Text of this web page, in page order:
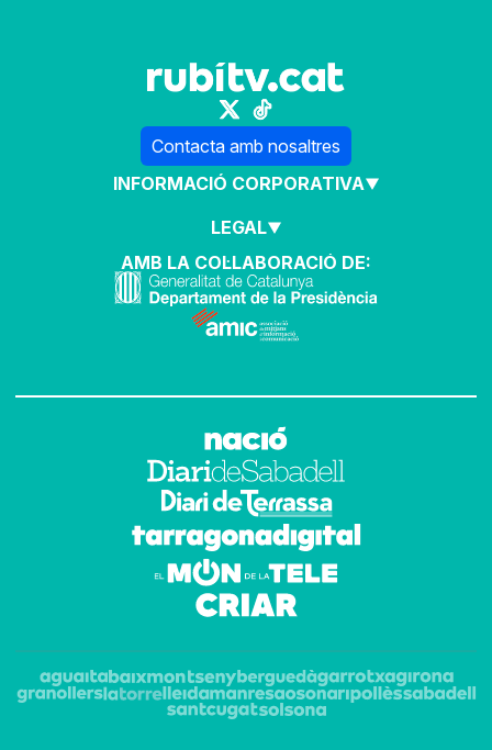
Contacta amb nosaltres
INFORMACIÓ CORPORATIVA
LEGAL
AMB LA COL·LABORACIÓ DE: